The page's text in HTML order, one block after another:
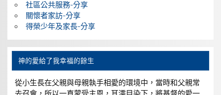
社區公共服務-分享
關懷者家訪-分享
得榮少年及家長-分享
神的愛給了我幸福的餘生
從小生長在父親與母親執手相愛的環境中，當時和父親常